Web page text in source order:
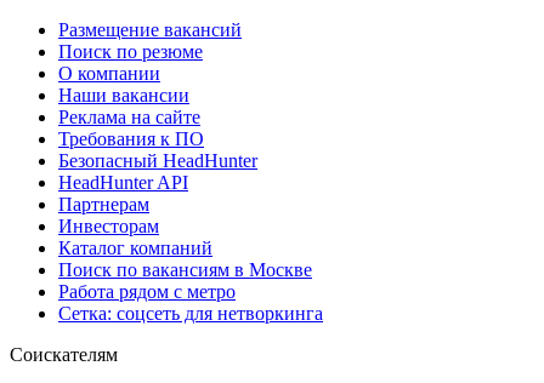
Размещение вакансий
Поиск по резюме
О компании
Наши вакансии
Реклама на сайте
Требования к ПО
Безопасный HeadHunter
HeadHunter API
Партнерам
Инвесторам
Каталог компаний
Поиск по вакансиям в Москве
Работа рядом с метро
Сетка: соцсеть для нетворкинга
Соискателям